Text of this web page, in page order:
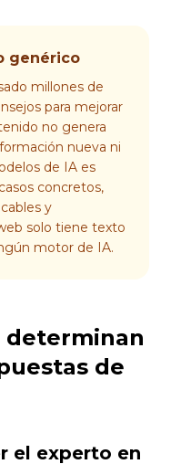
genérico
millones de
para mejorar
no genera
nueva ni
de IA es
concretos,
y
solo tiene texto
motor de IA.
determinan
de
el experto en